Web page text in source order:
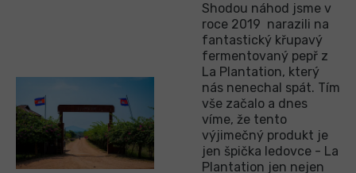
Shodou náhod jsme v
roce 2019 narazili na
fantastický křupavý
fermentovaný pepř z
La Plantation, který
nás nenechal spát. Tím
vše začalo a dnes
víme, že tento
výjimečný produkt je
jen špička ledovce - La
Plantation jen nejen